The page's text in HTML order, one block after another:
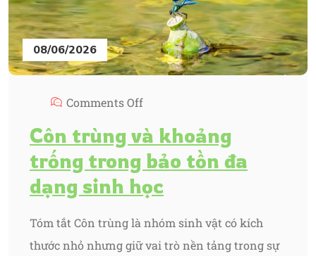
08/06/2026
Comments Off
Côn trùng và khoảng
trống trong bảo tồn đa
dạng sinh học
Tóm tắt Côn trùng là nhóm sinh vật có kích
thước nhỏ nhưng giữ vai trò nền tảng trong sự